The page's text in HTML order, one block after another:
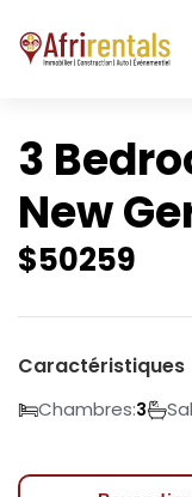
3
New
$50259
Caractéristiques
Chambres:3